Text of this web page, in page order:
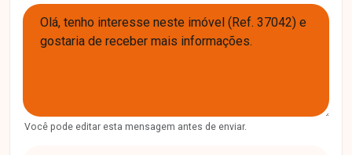
Você pode editar esta mensagem antes de enviar.